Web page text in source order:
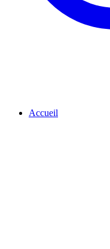
Accueil